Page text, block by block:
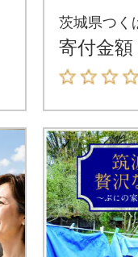
券 1名
茨城県つく
寄付金額